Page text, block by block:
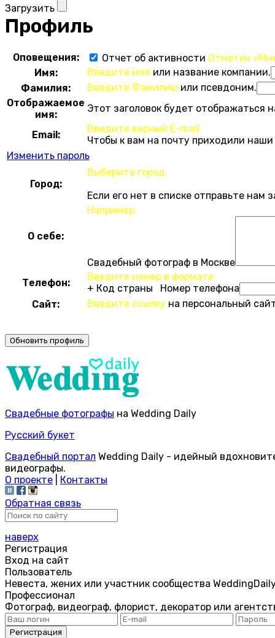
Загрузить
Профиль
Оповещения: Отчет об активности Отметки
Имя:
Введите имя или название компании.
Фамилия:
Введите Фамилию или псевдоним.
Отображаемое
имя:
Этот заголовок будет отображаться
Email:
Введите верный E-mail.
Чтобы к вам на почту приходили
Изменить пароль
Город:
Выберите город.
Если его нет в списке отправьте нам
О себе:
Например:
Свадебный фотограф в Москве
Телефон:
Введите номер в формате
+ Код страны Номер телефона
Сайт:
Введите ссылку на персональный
Свадебные фотографы на Wedding Daily
Русский букет
Свадебный портал Wedding Daily - идейный
видеографы.
О проекте
Контакты
Обратная связь
наверх
Регистрация
Вход на сайт
Пользователь
Невеста, жених или участник сообщества
Профессионал
Фотограф, видеограф, флорист, декоратор или